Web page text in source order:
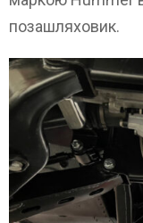
позашляховик.